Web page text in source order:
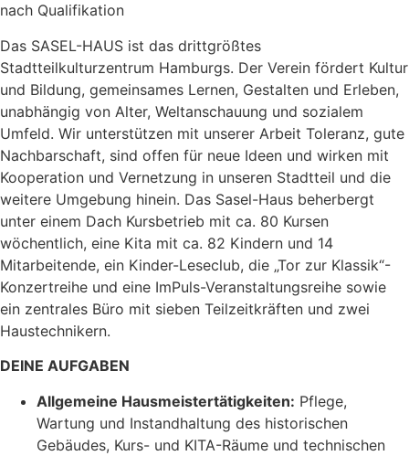
nach Qualifikation
Das SASEL-HAUS ist das drittgrößtes
Stadtteilkulturzentrum Hamburgs. Der Verein fördert Kultur
und Bildung, gemeinsames Lernen, Gestalten und Erleben,
unabhängig von Alter, Weltanschauung und sozialem
Umfeld. Wir unterstützen mit unserer Arbeit Toleranz, gute
Nachbarschaft, sind offen für neue Ideen und wirken mit
Kooperation und Vernetzung in unseren Stadtteil und die
weitere Umgebung hinein. Das Sasel-Haus beherbergt
unter einem Dach Kursbetrieb mit ca. 80 Kursen
wöchentlich, eine Kita mit ca. 82 Kindern und 14
Mitarbeitende, ein Kinder-Leseclub, die „Tor zur Klassik“-
Konzertreihe und eine ImPuls-Veranstaltungsreihe sowie
ein zentrales Büro mit sieben Teilzeitkräften und zwei
Haustechnikern.
DEINE AUFGABEN
Allgemeine Hausmeistertätigkeiten: Pflege,
Wartung und Instandhaltung des historischen
Gebäudes, Kurs- und KITA-Räume und technischen